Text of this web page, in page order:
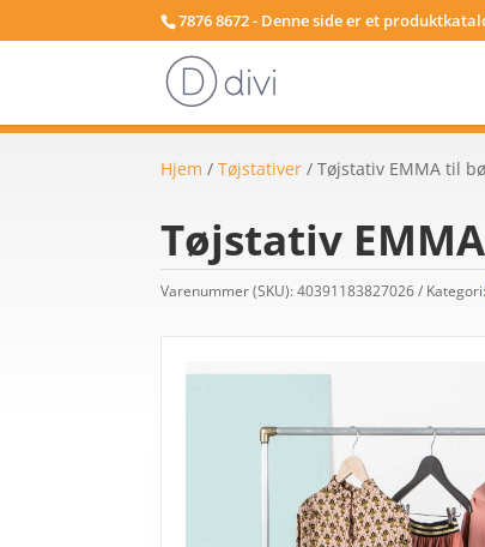
7876 8672 - Denne side er et
Hjem /Tøjstativer / Tøjstativ EMMA til
Tøjstativ
Varenummer (SKU):40391183827026